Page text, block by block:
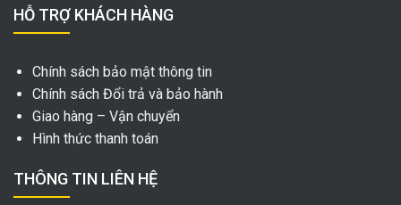
HỖ TRỢ KHÁCH HÀNG
Chính sách bảo mật thông tin
Chính sách Đổi trả và bảo hành
Giao hàng – Vận chuyển
Hình thức thanh toán
THÔNG TIN LIÊN HỆ